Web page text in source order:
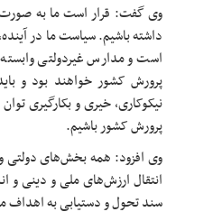
داشته باشیم. سیاست ما در
است و مدارس غیردولتی
پرورش کشور باشیم.
انتقال ارزش‌های ملی و دینی و
سند تحول و دستیابی به اهداف